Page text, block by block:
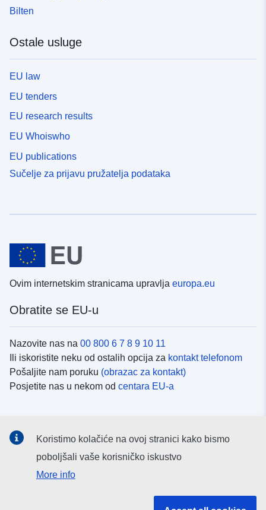
Bilten
Ostale usluge
EU law
EU tenders
EU research results
EU Whoiswho
EU publications
Sučelje za prijavu pružatelja podataka
Ovim internetskim stranicama upravlja europa.eu
Obratite se EU-u
Nazovite nas na 00 800 6 7 8 9 10 11
Ili iskoristite neku od ostalih opcija za kontakt telefonom
Pošaljite nam poruku (obrazac za kontakt)
Posjetite nas u nekom od centara EU-a
Potražite kanale EU-a nadruštvenim mrežama
Koristimo kolačiće na ovoj stranici kako bismo
poboljšali vaše korisničko iskustvo
More info